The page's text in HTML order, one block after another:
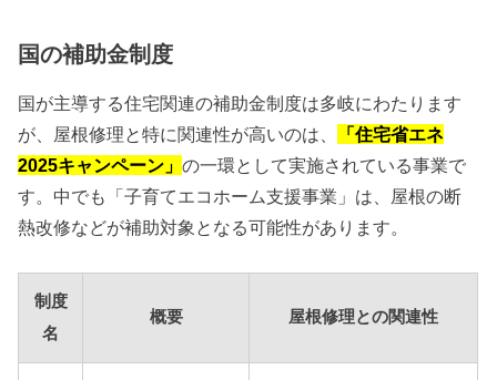
国の補助金制度
国が主導する住宅関連の補助金制度は多岐にわたります
が、屋根修理と特に関連性が高いのは、
「住宅省エネ
2025キャンペーン」の一環として実施されている事業で
す。中でも「子育てエコホーム支援事業」は、屋根の断
熱改修などが補助対象となる可能性があります。
制度
名
概要 屋根修理との関連性